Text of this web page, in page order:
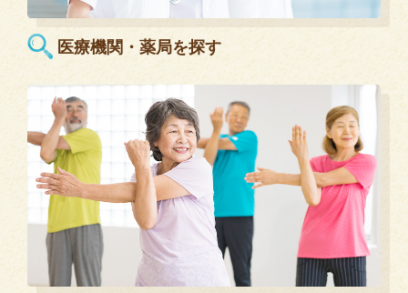
医療機関・薬局を探す